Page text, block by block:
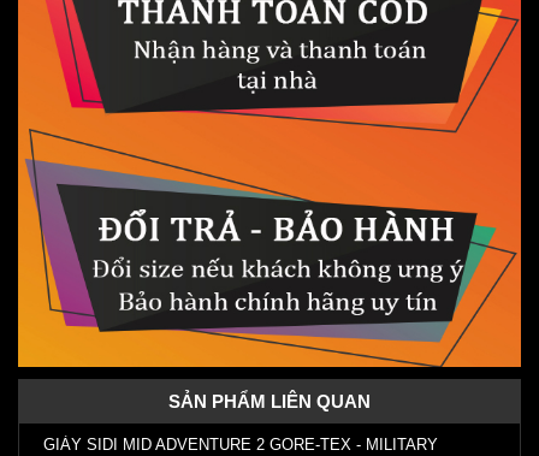
SẢN PHẨM LIÊN QUAN
GIÀY SIDI MID ADVENTURE 2 GORE-TEX - MILITARY